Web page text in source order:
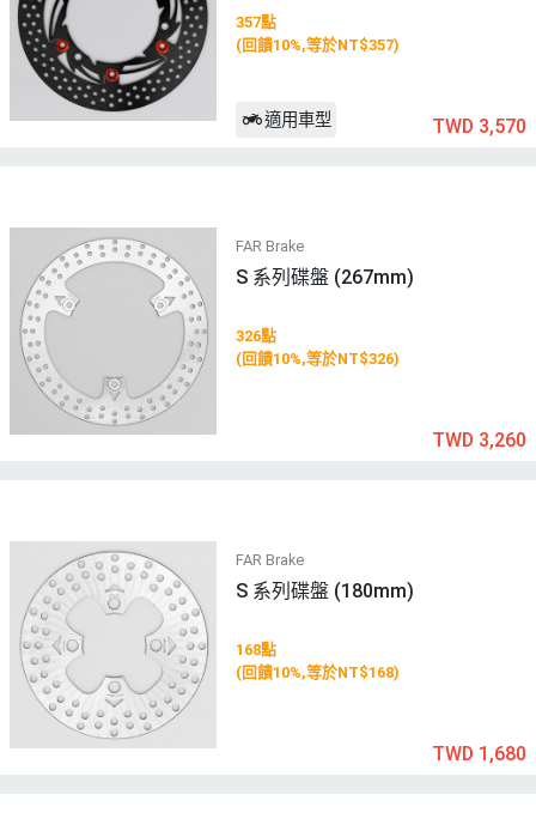
357點
(回饋10%,等於NT$357)
適用車型 TWD 3,570
FAR Brake
S 系列碟盤 (267mm)
326點
(回饋10%,等於NT$326)
TWD 3,260
FAR Brake
S 系列碟盤 (180mm)
168點
(回饋10%,等於NT$168)
TWD 1,680